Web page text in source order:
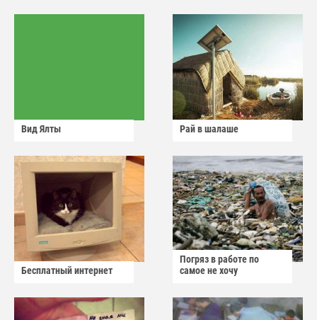
Вид Ялты Рай в шалаше
Бесплатный интернет
Погряз в работе по
самое не хочу